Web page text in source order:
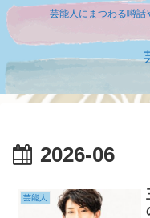
芸能人にまつわる噂話
2026-06
芸能人